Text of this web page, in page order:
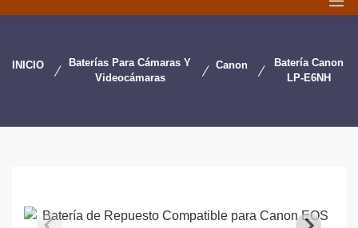
INICIO
Baterías Para Cámaras Y
Videocámaras
Canon
Batería Canon
LP-E6NH